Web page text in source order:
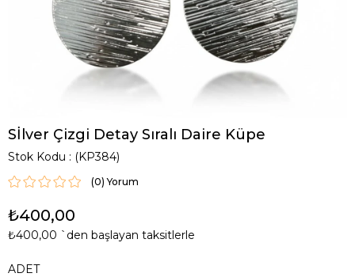
Sİlver Çizgi Detay Sıralı Daire Küpe
Stok Kodu (KP384)
(0)
₺400,00
₺400,00 `den başlayan taksitlerle
ADET